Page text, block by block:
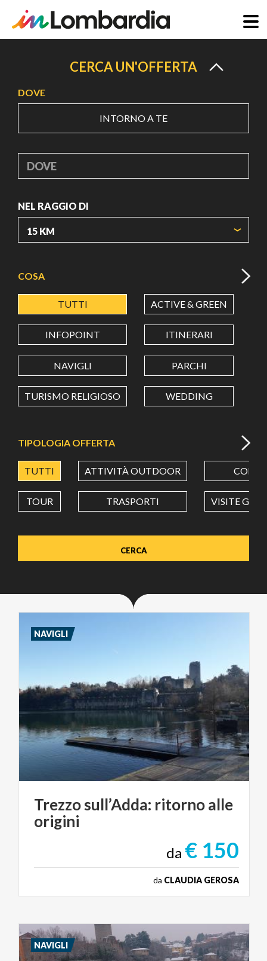
principale
CERCA UN'OFFERTA
DOVE
INTORNO A TE
DOVE
NEL RAGGIO DI
LATITUDINE
LONGITUDINE
Value in decimal degrees. Use dot (.) as decimal separator.
COSA
TUTTI ACTIVE & GREEN
INFOPOINT ITINERARI
NAVIGLI PARCHI
TURISMO RELIGIOSO WEDDING
TIPOLOGIA OFFERTA
TUTTI ATTIVITÀ OUTDOOR CORSI
TOUR TRASPORTI VISITE
Trezzosull’Adda: ritornoalle
origini
da € 150
da CLAUDIA GEROSA
NAVIGLI
NAVIGLI